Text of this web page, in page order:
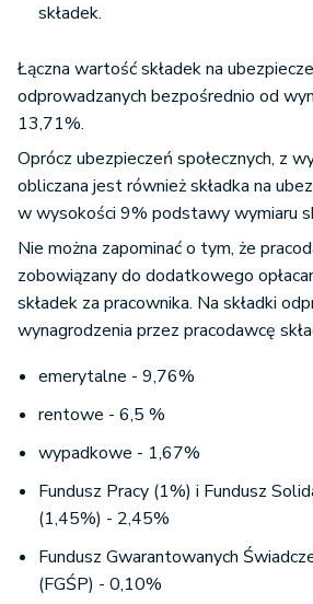
składek.
Łączna wartość składek na
odprowadzanych bezpośrednio od
13,71%.
Oprócz ubezpieczeń społecznych, z
obliczana jest również składka na
w wysokości 9% podstawy wymiaru
Nie można zapominać o tym, że
zobowiązany do dodatkowego
składek za pracownika. Na składki
wynagrodzenia przez pracodawcę
emerytalne - 9,76%
rentowe - 6,5 %
wypadkowe - 1,67%
Fundusz Pracy (1%) i Fundusz
(1,45%) - 2,45%
Fundusz Gwarantowanych
(FGŚP) - 0,10%